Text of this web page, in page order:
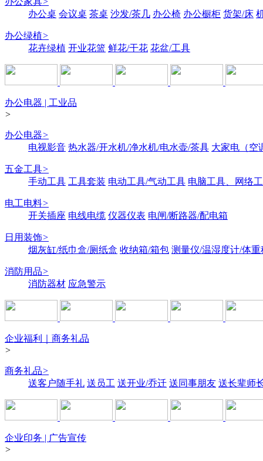
办公桌 会议桌 茶桌 沙发/茶几 办公椅 办公橱柜 货架/床
办公绿植>
花卉绿植 开业花篮 鲜花/干花 花盆/工具
办公电器 | 工业品
>
办公电器>
电视影音 热水器/开水机/净水机/电水壶/茶具 大家电（空
五金工具>
手动工具 工具套装 电动工具/气动工具 电脑工具、网络
电工电料>
开关插座 电线电缆 仪器仪表 电闸/断路器/配电箱
日用装饰>
烟灰缸/纸巾盒/厕纸盒 收纳箱/箱包 测量仪/温湿度计/体重
消防用品>
消防器材 应急警示
企业福利｜商务礼品
>
商务礼品>
送客户随手礼 送员工 送开业/乔迁 送同事朋友 送长辈师
企业印务 | 广告宣传
>